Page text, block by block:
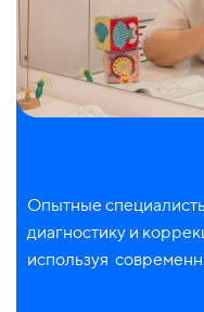
Опытные
диагностику и
используя